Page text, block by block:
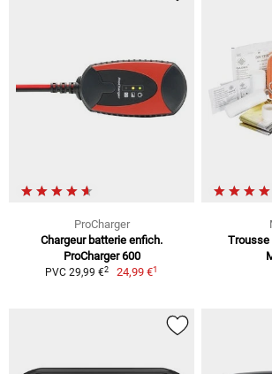
ProCharger
Chargeur batterie enfich.
ProCharger 600
PVC 29,99 €2 24,99 €1
Trousse